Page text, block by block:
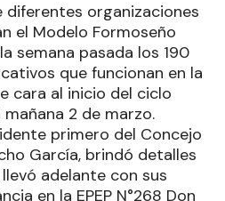
organizaciones
el Modelo Formoseño
semana pasada los 190
que funcionan en la
cara al inicio del ciclo
2 de marzo.
primero del Concejo
García, brindó detalles
adelante con sus
en la EPEP N°268 Don